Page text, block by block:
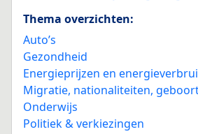
Thema overzichten:
Auto’s
Gezondheid
Energieprijzen en
Migratie, nationaliteiten,
Onderwijs
Politiek & verkiezingen